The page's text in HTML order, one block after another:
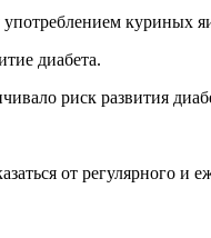
куриных
диабета.
риск развития
от регулярного и